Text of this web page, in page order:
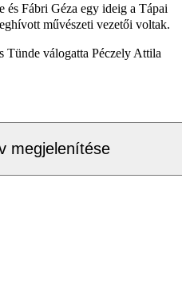
és Fábri Géza egy ideig a Tápai
művészeti vezetői voltak.
Tünde válogatta Péczely Attila
megjelenítése